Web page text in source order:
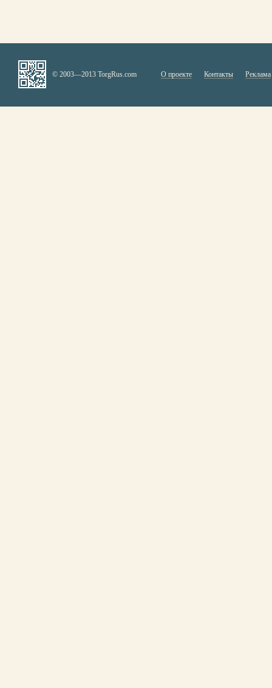
© 2003—2013 TorgRus.com О проекте Контакты Реклама